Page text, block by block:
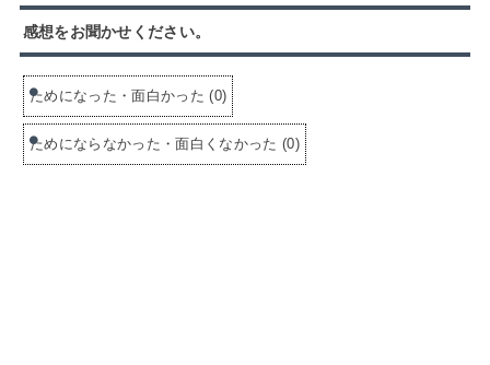
感想をお聞かせください。
ためになった・面白かった (0)
ためにならなかった・面白くなかった (0)